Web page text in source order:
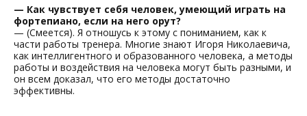
— Как чувствует себя человек, умеющий играть на
фортепиано, если на него орут?
— (Смеется). Я отношусь к этому с пониманием, как к
части работы тренера. Многие знают Игоря Николаевича,
как интеллигентного и образованного человека, а методы
работы и воздействия на человека могут быть разными, и
он всем доказал, что его методы достаточно
эффективны.